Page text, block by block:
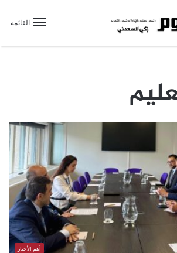
القائمة
أهم الأخبار